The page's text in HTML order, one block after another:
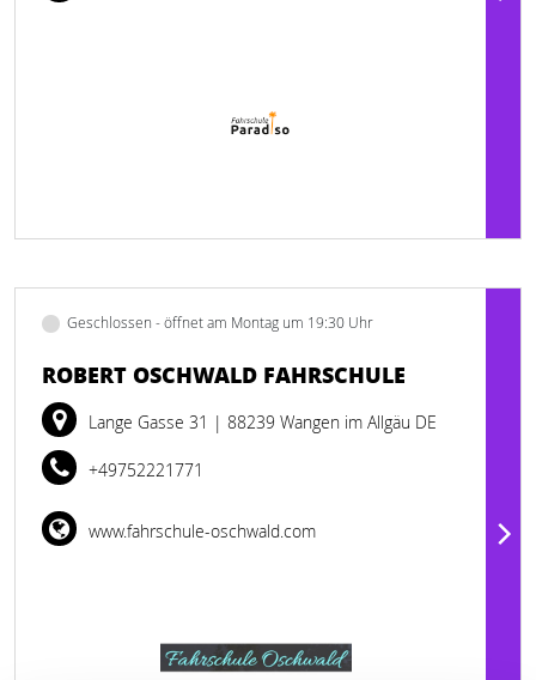
Geschlossen - öffnet am Montag um 19:30 Uhr
ROBERT OSCHWALD FAHRSCHULE
Lange Gasse 31 | 88239 Wangen im Allgäu DE
+49752221771
www.fahrschule-oschwald.com